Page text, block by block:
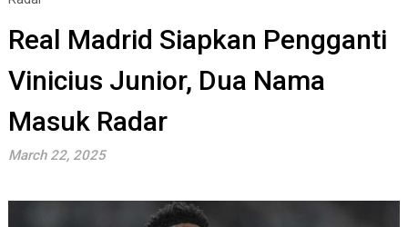
Real Madrid Siapkan Pengganti
Vinicius Junior, Dua Nama
Masuk Radar
March 22, 2025